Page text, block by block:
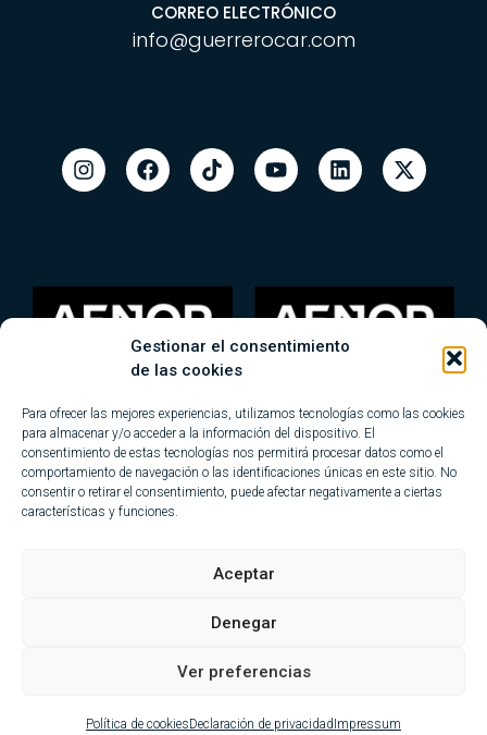
Gestionar el consentimiento
de las cookies
Para ofrecer las mejores experiencias, utilizamos tecnologías como las cookies
para almacenar y/o acceder a la información del dispositivo. El
consentimiento de estas tecnologías nos permitirá procesar datos como el
comportamiento de navegación o las identificaciones únicas en este sitio. No
consentir o retirar el consentimiento, puede afectar negativamente a ciertas
características y funciones.
Aceptar
Denegar
Ver preferencias
Política de cookiesDeclaración de privacidad Impressum
CORREO ELECTRÓNICO
info@guerrerocar.com
Política de Calidad y Medio Ambiente
Compliance